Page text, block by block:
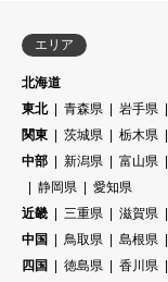
エリア
北海道
東北
青森県 岩手県
関東
茨城県 栃木県
中部
新潟県 富山県
静岡県
愛知県
近畿
三重県 滋賀県
中国
鳥取県 島根県
四国
徳島県 香川県